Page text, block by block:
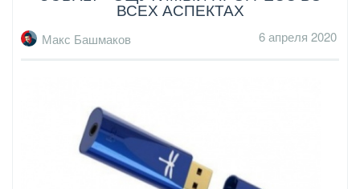
ВСЕХ АСПЕКТАХ
Макс Башмаков 6 апреля 2020